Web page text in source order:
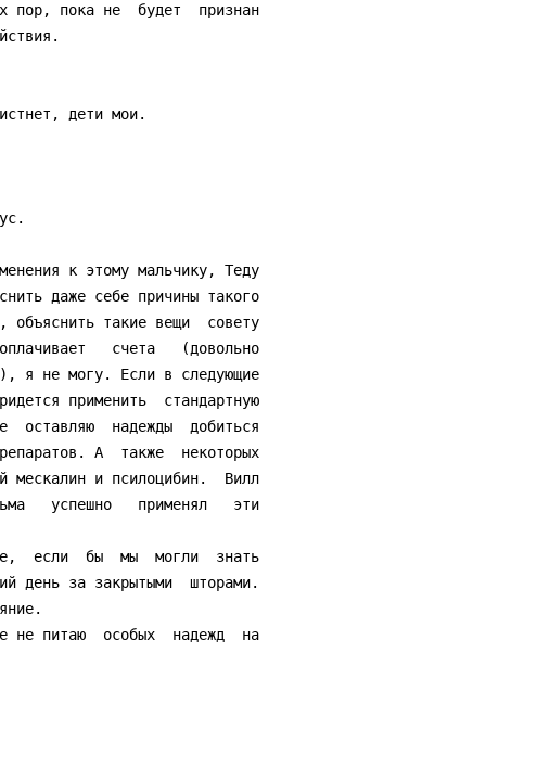
пор, пока не  будет  признан
даже себе причины такого
объяснить такие вещи  совету
счета   (довольно
я не могу. Если в следующие
применить  стандартную
оставляю  надежды  добиться
А  также  некоторых
мескалин и псилоцибин.  Вилл
успешно   применял   эти
день за закрытыми  шторами.